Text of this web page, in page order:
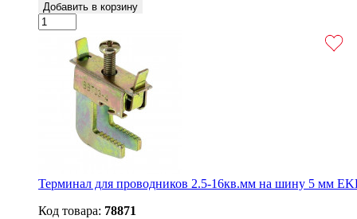
Добавить в корзину
Терминал для проводников 2.5-16кв.мм на шину 5 мм
Код товара: 78871